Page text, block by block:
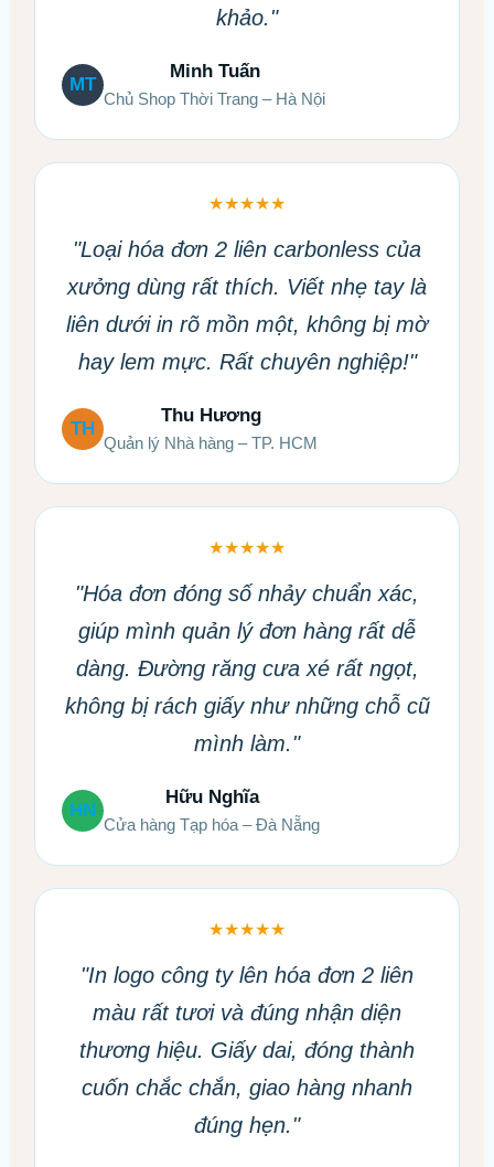
khảo."
MT
Minh Tuấn
Chủ Shop Thời Trang – Hà Nội
★★★★★
"Loại hóa đơn 2 liên carbonless của
xưởng dùng rất thích. Viết nhẹ tay là
liên dưới in rõ mồn một, không bị mờ
hay lem mực. Rất chuyên nghiệp!"
TH
Thu Hương
Quản lý Nhà hàng – TP. HCM
★★★★★
"Hóa đơn đóng số nhảy chuẩn xác,
giúp mình quản lý đơn hàng rất dễ
dàng. Đường răng cưa xé rất ngọt,
không bị rách giấy như những chỗ cũ
mình làm."
HN
Hữu Nghĩa
Cửa hàng Tạp hóa – Đà Nẵng
★★★★★
"In logo công ty lên hóa đơn 2 liên
màu rất tươi và đúng nhận diện
thương hiệu. Giấy dai, đóng thành
cuốn chắc chắn, giao hàng nhanh
đúng hẹn."